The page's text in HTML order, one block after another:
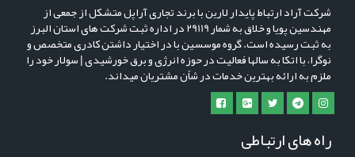
شرکت آراد ارتباط پایدار لارین با برند تجاری آراپل متشکل از جمعی از
مهندسین پویا و خلاق به شمار 29119 در اداره ثبت شرکت های استان البرز
به ثبت رسیده است. گروه موسسین با در اختیار داشتن کادری متخصص و
نوگرا، با اتکا به سالها فعالیت در حوزه انرژی و برق خورشیدی | سولار خود را
ملزم به ارائه بهترین خدمات در شاًن مشتریان میداند.
راه های ارتباطی